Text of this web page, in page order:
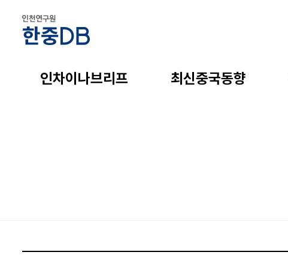
인차이나브리프 최신중국동향